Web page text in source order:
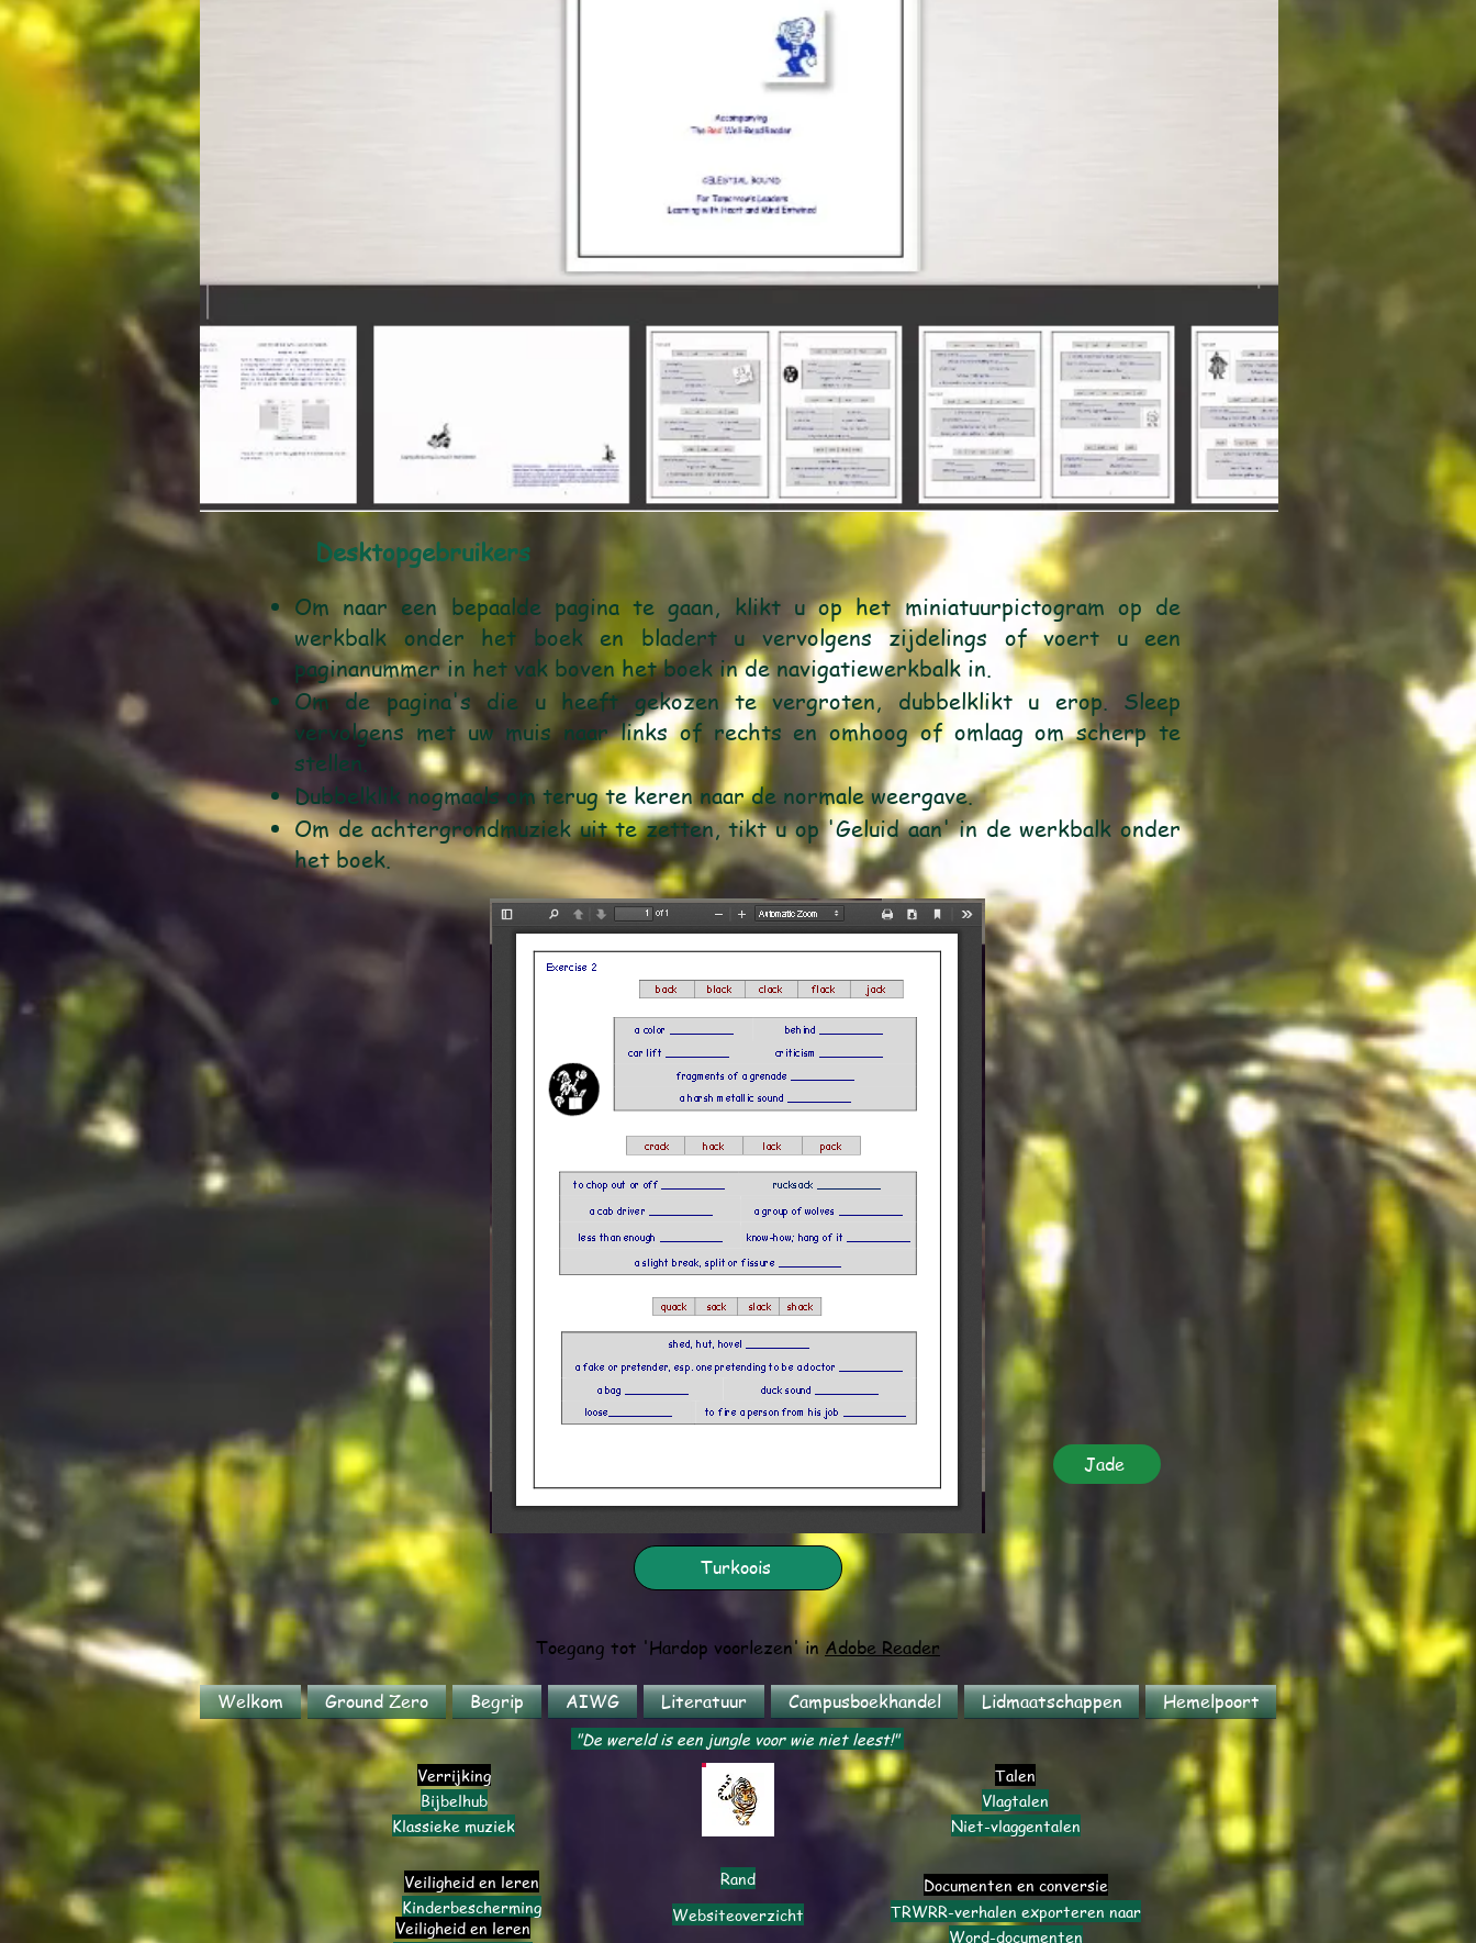
Desktopgebruikers
Om naar een bepaalde pagina te gaan, klikt u op het miniatuurpictogram op de
werkbalk onder het boek en bladert u vervolgens zijdelings of voert u een
paginanummer in het vak boven het boek in de navigatiewerkbalk in.
Om de pagina's die u heeft gekozen te vergroten, dubbelklikt u erop. Sleep
vervolgens met uw muis naar links of rechts en omhoog of omlaag om scherp te
stellen.
Dubbelklik nogmaals om terug te keren naar de normale weergave.
Om de achtergrondmuziek uit te zetten, tikt u op 'Geluid aan' in de werkbalk onder
het boek.
Jade
Turkoois
Toegang tot 'Hardop voorlezen' in Adobe Reader
Welkom Ground Zero Begrip AIWG Literatuur Campusboekhandel Lidmaatschappen Hemelpoort
"De wereld is een jungle voor wie niet leest!"
Verrijking
Bijbelhub
Klassieke muziek
Veiligheid en leren
Kinderbescherming
Veiligheid en leren
Rand
Websiteoverzicht
Talen
Vlagtalen
Niet-vlaggentalen
Documenten en conversie
TRWRR-verhalen exporteren naar
Word-documenten